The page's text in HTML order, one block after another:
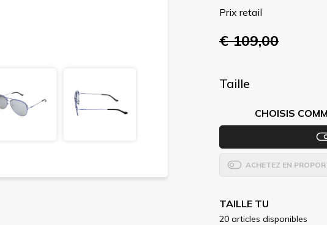
Prix retail
€ 109,00
Taille
CHOISIS
ACHETEZ EN
TAILLE TU
20 articles disponibles